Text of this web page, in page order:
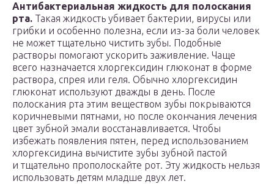
Антибактериальная жидкость для полоскания
рта. Такая жидкость убивает бактерии, вирусы или
грибки и особенно полезна, если из-за боли человек
не может тщательно чистить зубы. Подобные
растворы помогают ускорить заживление. Чаще
всего назначается хлоргексидин глюконат в форме
раствора, спрея или геля. Обычно хлоргексидин
глюконат используют дважды в день. После
полоскания рта этим веществом зубы покрываются
коричневыми пятнами, но после окончания лечения
цвет зубной эмали восстанавливается. Чтобы
избежать появления пятен, перед использованием
хлоргексидина вычистите зубы зубной пастой
и тщательно прополоскайте рот. Эту жидкость нельзя
использовать детям младше двух лет.